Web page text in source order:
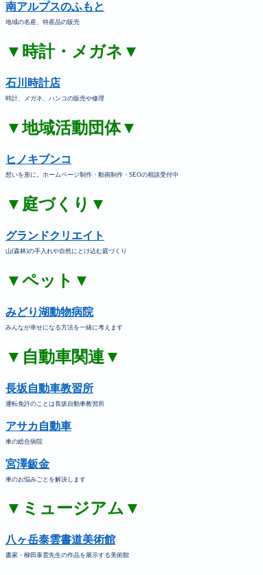
南アルプスのふもと
地域の名産、特産品の販売
▼時計・メガネ▼
石川時計店
時計、メガネ、ハンコの販売や修理
▼地域活動団体▼
ヒノキブンコ
想いを形に。ホームページ制作・動画制作・SEOの相談受付中
▼庭づくり▼
グランドクリエイト
山(森林)の手入れや自然にとけ込む庭づくり
▼ペット▼
みどり湖動物病院
みんなが幸せになる方法を一緒に考えます
▼自動車関連▼
長坂自動車教習所
運転免許のことは長坂自動車教習所
アサカ自動車
車の総合病院
宮澤鈑金
車のお悩みごとを解決します
▼ミュージアム▼
八ヶ岳泰雲書道美術館
書家・柳田泰雲先生の作品を展示する美術館